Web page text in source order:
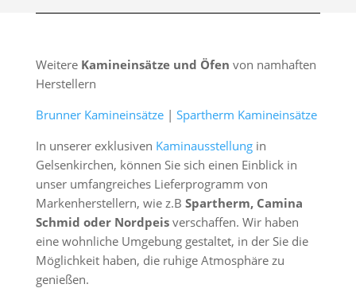
Weitere Kamineinsätze und Öfen von namhaften
Herstellern
Brunner Kamineinsätze| Spartherm Kamineinsätze
In unserer exklusiven Kaminausstellungin
Gelsenkirchen, können Sie sich einen Einblick in
unser umfangreiches Lieferprogramm von
Markenherstellern, wie z.B Spartherm, Camina
Schmid oder Nordpeisverschaffen. Wir haben
eine wohnliche Umgebung gestaltet, in der Sie die
Möglichkeit haben, die ruhige Atmosphäre zu
genießen.